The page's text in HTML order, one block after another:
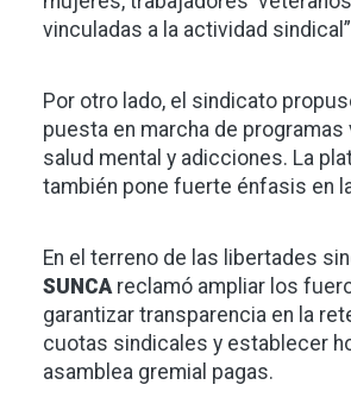
vinculadas a la actividad
Por otro lado, el sindicato
puesta en marcha de programas
salud mental y adicciones. La
también pone fuerte énfasis en
En el terreno de las libertades
SUNCA reclamó ampliar los
garantizar transparencia en la
cuotas sindicales y establecer
asamblea gremial pagas.